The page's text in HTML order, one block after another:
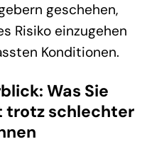
geschehen,
Risiko einzugehen
Konditionen.
Was Sie
trotz schlechter